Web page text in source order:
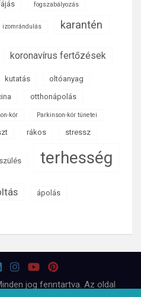
fogszabályozás
izomrándulás karantén
koronavírus fertőzések
kutatás
oltóanyag
otthonápolás
kór Parkinson-kór tünetei
rákos stressz
szülés terhesség
ápolás
jog fenntartva. Az oldal